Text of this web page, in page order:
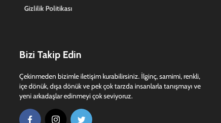
Gizlilik Politikası
Bizi Takip Edin
Çekinmeden bizimle iletişim kurabilirsiniz. İlginç, samimi, renkli,
içe dönük, dışa dönük ve pek çok tarzda insanlarla tanışmayı ve
yeni arkadaşlar edinmeyi çok seviyoruz.